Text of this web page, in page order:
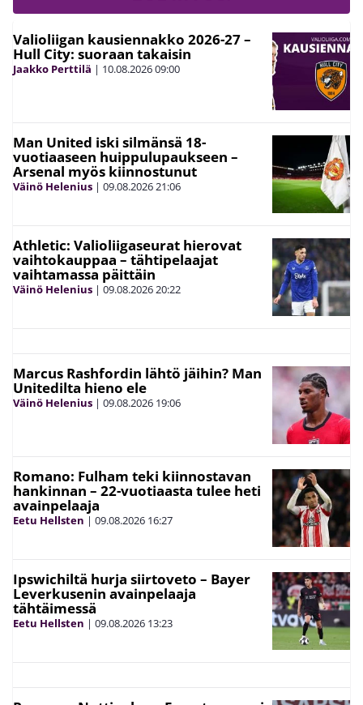
Valioliigan kausiennakko 2026-27 –
Hull City: suoraan takaisin
Jaakko Perttilä | 10.08.202609:00
Man United iski silmänsä 18-
vuotiaaseen huippulupaukseen –
Arsenal myös kiinnostunut
Väinö Helenius | 09.08.202621:06
Athletic: Valioliigaseurat hierovat
vaihtokauppaa – tähtipelaajat
vaihtamassa päittäin
Väinö Helenius | 09.08.202620:22
Marcus Rashfordin lähtö jäihin? Man
Unitedilta hieno ele
Väinö Helenius | 09.08.2026 19:06
Romano: Fulham teki kiinnostavan
hankinnan – 22-vuotiaasta tulee heti
avainpelaaja
Eetu Hellsten | 09.08.2026 16:27
Ipswichiltä hurja siirtoveto – Bayer
Leverkusenin avainpelaaja
tähtäimessä
Eetu Hellsten | 09.08.2026 13:23